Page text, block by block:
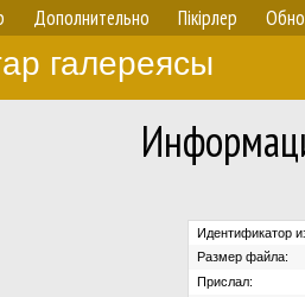
Дополнительно Пікірлер
галереясы
Идентификатор
Размер файла:
Прислал: